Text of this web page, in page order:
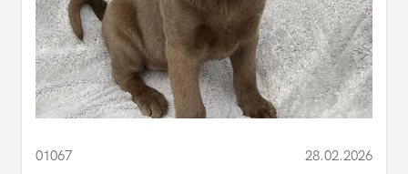
01067 28.02.2026